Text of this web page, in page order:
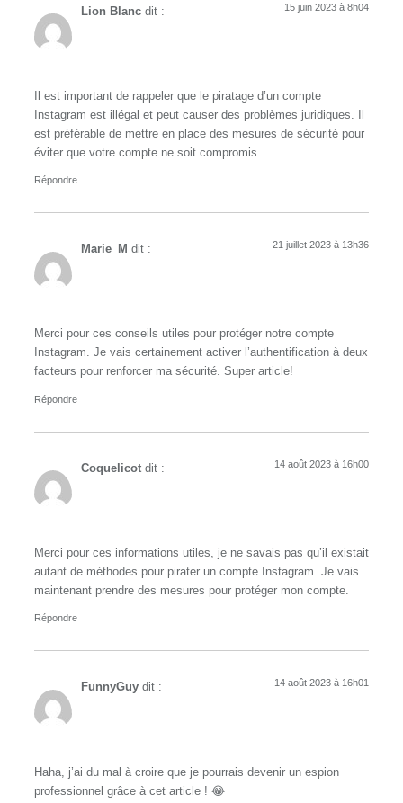
Lion Blanc dit : 15 juin 2023 à 8h04
Il est important de rappeler que le piratage d’un compte
Instagram est illégal et peut causer des problèmes juridiques. Il
est préférable de mettre en place des mesures de sécurité pour
éviter que votre compte ne soit compromis.
Répondre
Marie_M dit : 21 juillet 2023 à 13h36
Merci pour ces conseils utiles pour protéger notre compte
Instagram. Je vais certainement activer l’authentification à deux
facteurs pour renforcer ma sécurité. Super article!
Répondre
Coquelicot dit : 14 août 2023 à 16h00
Merci pour ces informations utiles, je ne savais pas qu’il existait
autant de méthodes pour pirater un compte Instagram. Je vais
maintenant prendre des mesures pour protéger mon compte.
Répondre
FunnyGuy dit : 14 août 2023 à 16h01
Haha, j’ai du mal à croire que je pourrais devenir un espion
professionnel grâce à cet article ! 😂